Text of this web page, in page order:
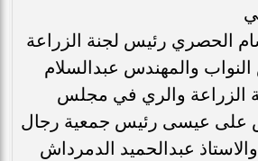
الحصري رئيس لجنة الزراعة
والمهندس عبدالسلام
الزراعة والري في مجلس
على عيسى رئيس جمعية رجال
عبدالحميد الدمرداش